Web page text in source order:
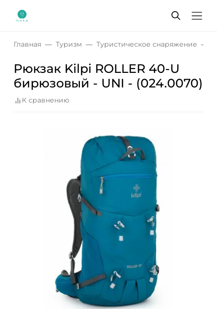
Главная Туризм Туристическое снаряжение
Рюкзак Kilpi ROLLER 40-U
бирюзовый - UNI - (024.0070)
К сравнению